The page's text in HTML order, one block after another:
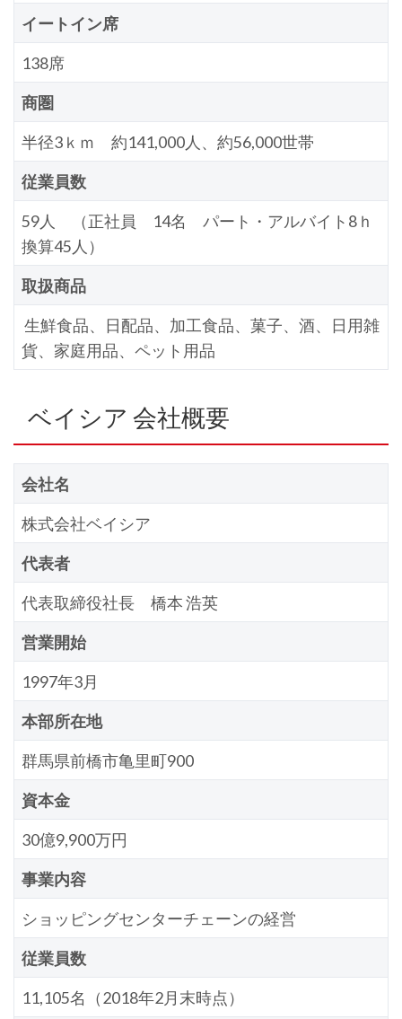
イートイン席
138席
商圏
半径3ｋｍ 約141,000人、約56,000世帯
従業員数
59人 （正社員 14名 パート・アルバイト8ｈ
換算45人）
取扱商品
生鮮食品、日配品、加工食品、菓子、酒、日用雑
貨、家庭用品、ペット用品
ベイシア 会社概要
会社名
株式会社ベイシア
代表者
代表取締役社長 橋本 浩英
営業開始
1997年3月
本部所在地
群馬県前橋市亀里町900
資本金
30億9,900万円
事業内容
ショッピングセンターチェーンの経営
従業員数
11,105名（2018年2月末時点）